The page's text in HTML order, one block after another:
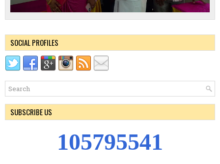
SOCIAL PROFILES
SUBSCRIBE US
105795541